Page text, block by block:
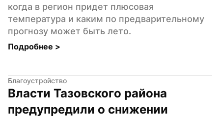
когда в регион придет плюсовая
температура и каким по предварительному
прогнозу может быть лето.
Подробнее >
Благоустройство
Власти Тазовского района
предупредили о снижении